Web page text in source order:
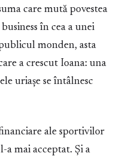
care mută povestea
în cea a unei
monden, asta
a crescut Ioana: una
uriașe se întâlnesc
ale sportivilor
a mai acceptat. Și a